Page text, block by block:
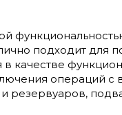
подходит для
операций